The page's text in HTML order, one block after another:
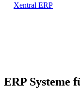
Xentral ERP
ERP Systeme